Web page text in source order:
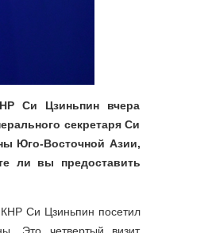
Си Цзиньпин вчера
секретаря Си
Юго-Восточной Азии,
ли вы предоставить
Си Цзиньпин посетил